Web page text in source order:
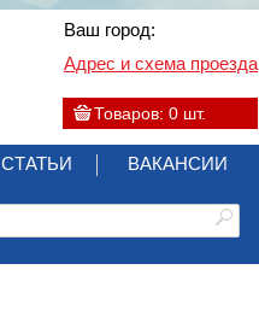
Товаров: 0 шт.
Ваш город:
Адрес и схема проезда
СТАТЬИ ВАКАНСИИ